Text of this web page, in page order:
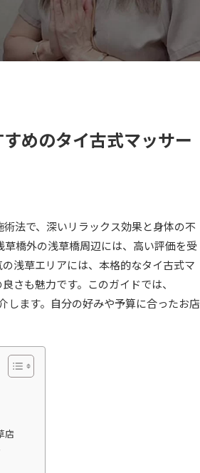
めのタイ古式マッサー
法で、深いリラックス効果と身体の不
橋外の浅草橋周辺には、高い評価を受
浅草エリアには、本格的なタイ古式マ
さも魅力です。このガイドでは、
ます。自分の好みや予算に合ったお店
店